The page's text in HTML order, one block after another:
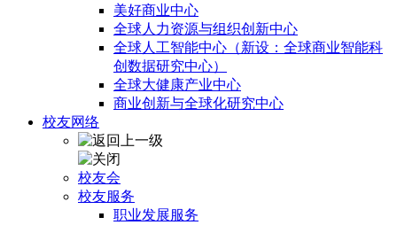
美好商业中心
全球人力资源与组织创新中心
全球人工智能中心（新设：全球商业智能科
创数据研究中心）
全球大健康产业中心
商业创新与全球化研究中心
校友网络
校友会
校友服务
职业发展服务